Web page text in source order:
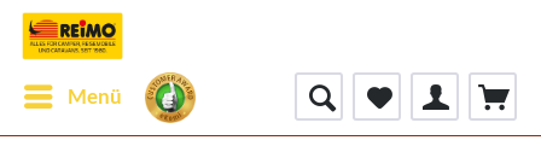
Menü